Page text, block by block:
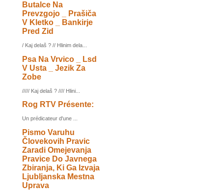
Butalce Na
Prevzgojo _ Prašiča
V Kletko _ Bankirje
Pred Zid
/ Kaj delaš ? // Hlinim dela...
Psa Na Vrvico _ Lsd
V Usta _ Jezik Za
Zobe
///// Kaj delaš ? //// Hlini...
Rog RTV Présente:
Un prédicateur d'une ...
Pismo Varuhu
Človekovih Pravic
Zaradi Omejevanja
Pravice Do Javnega
Zbiranja, Ki Ga Izvaja
Ljubljanska Mestna
Uprava